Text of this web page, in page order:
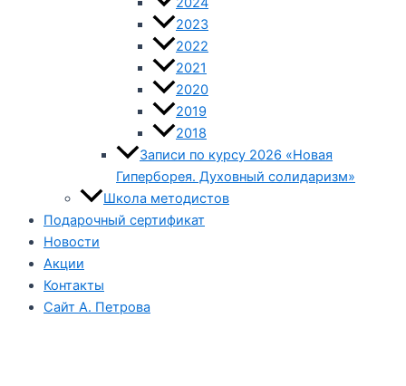
2023
2022
2021
2020
2019
2018
Записи по курсу 2026 «Новая
Гиперборея. Духовный солидаризм»
Школа методистов
Подарочный сертификат
Новости
Акции
Контакты
Сайт А. Петрова